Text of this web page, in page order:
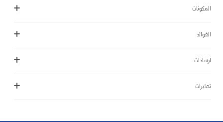
المكونات
الفوائد
ارشادات
تحذيرات